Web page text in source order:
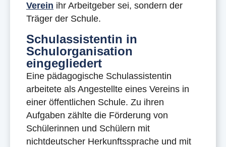
Verein ihr Arbeitgeber sei, sondern der
Träger der Schule.
Schulassistentin in
Schulorganisation
eingegliedert
Eine pädagogische Schulassistentin
arbeitete als Angestellte eines Vereins in
einer öffentlichen Schule. Zu ihren
Aufgaben zählte die Förderung von
Schülerinnen und Schülern mit
nichtdeutscher Herkunftssprache und mit